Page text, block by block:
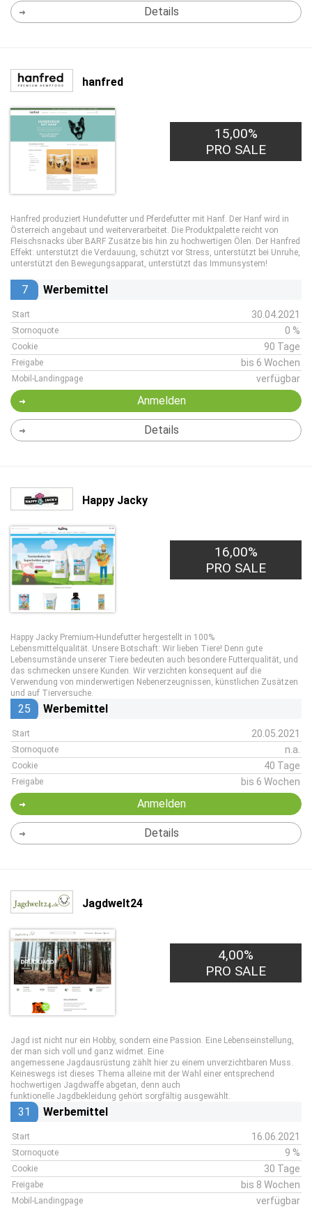
Details
hanfred
15,00%
PRO SALE
Hanfred produziert Hundefutter und Pferdefutter mit Hanf. Der Hanf wird in
Österreich angebaut und weiterverarbeitet. Die Produktpalette reicht von
Fleischsnacks über BARF Zusätze bis hin zu hochwertigen Ölen. Der Hanfred
Effekt: unterstützt die Verdauung, schützt vor Stress, unterstützt bei Unruhe,
unterstützt den Bewegungsapparat, unterstützt das Immunsystem!
7 Werbemittel
Start 30.04.2021
Stornoquote 0 %
Cookie 90 Tage
Freigabe bis 6 Wochen
Mobil-Landingpage verfügbar
Anmelden
Details
Happy Jacky
16,00%
PRO SALE
Happy Jacky Premium-Hundefutter hergestellt in 100%
Lebensmittelqualität. Unsere Botschaft: Wir lieben Tiere! Denn gute
Lebensumstände unserer Tiere bedeuten auch besondere Futterqualität, und
das schmecken unsere Kunden. Wir verzichten konsequent auf die
Verwendung von minderwertigen Nebenerzeugnissen, künstlichen Zusätzen
und auf Tierversuche.
25 Werbemittel
Start 20.05.2021
Stornoquote n.a.
Cookie 40 Tage
Freigabe bis 6 Wochen
Anmelden
Details
Jagdwelt24
4,00%
PRO SALE
Jagd ist nicht nur ein Hobby, sondern eine Passion. Eine Lebenseinstellung,
der man sich voll und ganz widmet. Eine
angemessene Jagdausrüstung zählt hier zu einem unverzichtbaren Muss.
Keineswegs ist dieses Thema alleine mit der Wahl einer entsprechend
hochwertigen Jagdwaffe abgetan, denn auch
funktionelle Jagdbekleidung gehört sorgfältig ausgewählt.
31 Werbemittel
Start 16.06.2021
Stornoquote 9 %
Cookie 30 Tage
Freigabe bis 8 Wochen
Mobil-Landingpage verfügbar